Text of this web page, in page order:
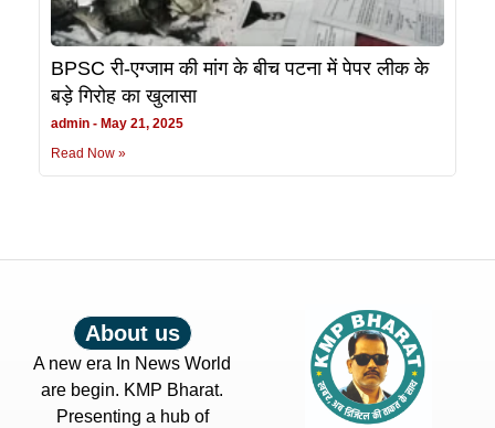
BPSC री-एग्जाम की मांग के बीच पटना में पेपर लीक के
बड़े गिरोह का खुलासा
admin
May 21, 2025
Read Now »
About us
A new era In News World
are begin. KMP Bharat.
Presenting a hub of